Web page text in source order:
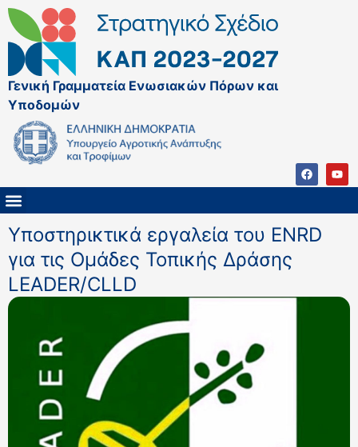
Γενική Γραμματεία Ενωσιακών Πόρων και
Υποδομών
Υποστηρικτικά εργαλεία του ENRD
για τις Ομάδες Τοπικής Δράσης
LEADER/CLLD